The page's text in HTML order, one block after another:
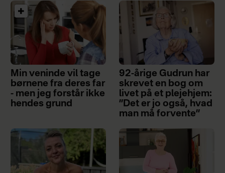
Min veninde vil tage
børnene fra deres far
- men jeg forstår ikke
hendes grund
92-årige Gudrun har
skrevet en bog om
livet på et plejehjem:
”Det er jo også, hvad
man må forvente”